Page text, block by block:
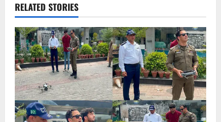
v
i
g
a
t
i
RELATED STORIES